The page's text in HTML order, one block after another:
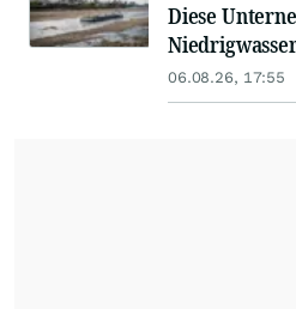
Diese
06.08.26, 17:55